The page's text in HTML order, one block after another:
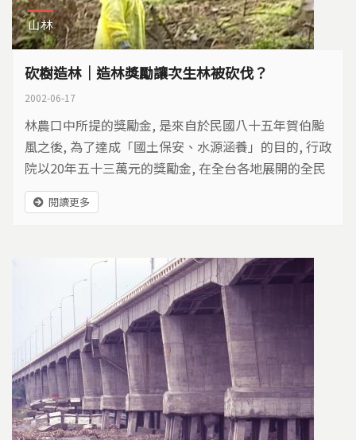
山林
砍樹造林｜造林獎勵讓次生林被砍伐？
2002-06-17
林農口中所提的獎勵金, 是來自於民國八十五年賀伯颱
風之後, 為了達成「國土保安、水源涵養」的目的, 行政
院以20年五十三萬元的獎勵金, 在全台各地展開的全民
造林運動。
閱讀更多